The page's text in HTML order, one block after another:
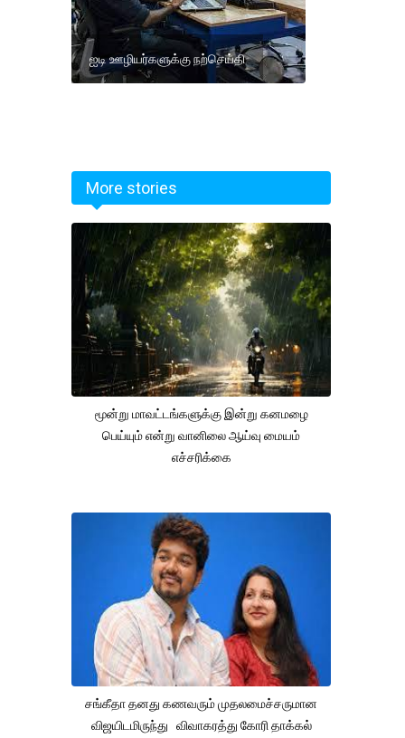
ஐடி ஊழியர்களுக்கு நற்செய்தி
More stories
மூன்று மாவட்டங்களுக்கு இன்று கனமழை
பெய்யும் என்று வானிலை ஆய்வு மையம்
எச்சரிக்கை
சங்கீதா தனது கணவரும் முதலமைச்சருமான
விஜயிடமிருந்து விவாகரத்து கோரி தாக்கல்